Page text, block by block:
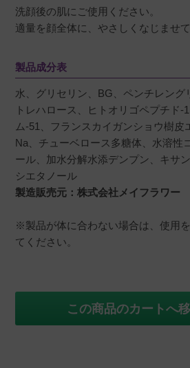
によって1年後の肌が全然違う
聞いたので購入してみました
美容施術をした後でも安心して
頼している化粧水です
洗顔後の肌にご使用ください。
適量を顔全体に、やさしくなじませて
製品成分表
水、グリセリン、BG、ペンチレング
トレハロース、ヒトオリゴペプチド-
ム-51、フランスカイガンショウ樹皮
Na、チューベロース多糖体、水溶性
ール、加水分解水添デンプン、キサ
シエタノール
製造販売元：株式会社メイフラワ
※製品が体に合わない場合は、使用
てください。
この商品のカートへ